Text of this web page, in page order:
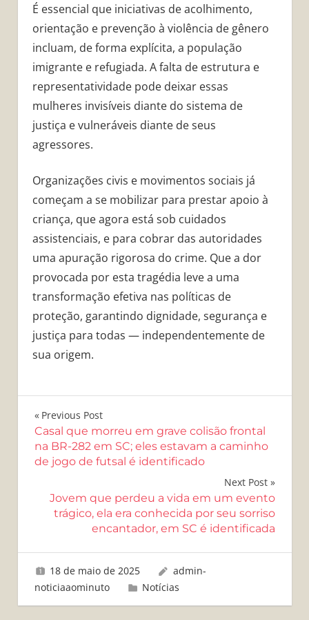
É essencial que iniciativas de acolhimento,
orientação e prevenção à violência de gênero
incluam, de forma explícita, a população
imigrante e refugiada. A falta de estrutura e
representatividade pode deixar essas
mulheres invisíveis diante do sistema de
justiça e vulneráveis diante de seus
agressores.
Organizações civis e movimentos sociais já
começam a se mobilizar para prestar apoio à
criança, que agora está sob cuidados
assistenciais, e para cobrar das autoridades
uma apuração rigorosa do crime. Que a dor
provocada por esta tragédia leve a uma
transformação efetiva nas políticas de
proteção, garantindo dignidade, segurança e
justiça para todas — independentemente de
sua origem.
Navegação
de
Post
Previous Post
Casal que morreu em grave colisão frontal
na BR-282 em SC; eles estavam a caminho
de jogo de futsal é identificado
Next Post
Jovem que perdeu a vida em um evento
trágico, ela era conhecida por seu sorriso
encantador, em SC é identificada
18 de maio de 2025
admin-
noticiaaominuto
Notícias